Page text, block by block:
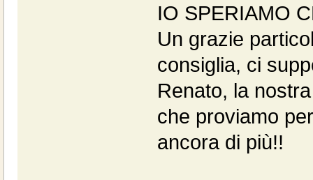
IO SPERIAMO
Un grazie
consiglia, ci
Renato, la
che proviamo
ancora di più!!